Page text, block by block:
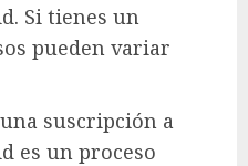
Si tienes un
pueden variar
suscripción a
es un proceso